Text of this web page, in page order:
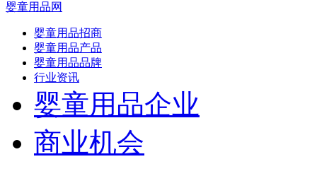
婴童用品网
婴童用品招商
婴童用品产品
婴童用品品牌
行业资讯
婴童用品企业
商业机会